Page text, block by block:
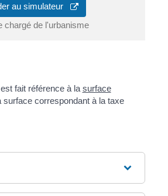
au simulateur
chargé de l'urbanisme
fait référence à la surface
surface correspondant à la taxe